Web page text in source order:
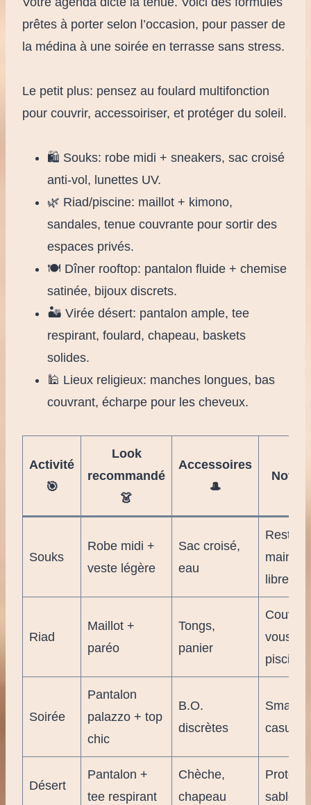
prêtes à porter selon l’occasion, pour passer de
la médina à une soirée en terrasse sans stress.
Le petit plus: pensez au foulard multifonction
pour couvrir, accessoiriser, et protéger du soleil.
🛍️ Souks: robe midi + sneakers, sac croisé
anti-vol, lunettes UV.
🌿 Riad/piscine: maillot + kimono,
sandales, tenue couvrante pour sortir des
espaces privés.
🍽️ Dîner rooftop: pantalon fluide + chemise
satinée, bijoux discrets.
🏜️ Virée désert: pantalon ample, tee
respirant, foulard, chapeau, baskets
solides.
🕌 Lieux religieux: manches longues, bas
couvrant, écharpe pour les cheveux.
Activité
🎯
Look
recommandé
👗
Accessoires
🎩
Note
Souks
Robe midi +
veste légère
Sac croisé,
eau
Rester
mains
libres 👐
Riad
Maillot +
paréo
Tongs,
panier
vous
piscine
Soirée
Pantalon
palazzo + top
chic
B.O.
discrètes
Smart-
casual
Désert
Pantalon +
tee respirant
Chèche,
chapeau
sable 🌬️